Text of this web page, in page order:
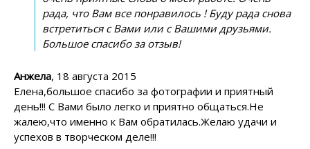
рада, что Вам все понравилось ! Буду рада снова
встретиться с Вами или с Вашими друзьями.
Большое спасибо за отзыв!
Анжела, 18 августа 2015
Елена,большое спасибо за фотографии и приятный
день!!! С Вами было легко и приятно общаться.Не
жалею,что именно к Вам обратилась.Желаю удачи и
успехов в творческом деле!!!